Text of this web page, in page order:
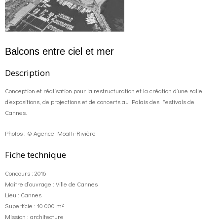
o
g
a
m
contact
FR
EN
Balcons entre ciel et mer
Description
Conception et réalisation pour la restructuration et la création d’une salle
d’expositions, de projections et de concerts au Palais des Festivals de
Cannes.
Photos : © Agence Moatti-Rivière
Fiche technique
Concours : 2016
Maître d’ouvrage : Ville de Cannes
Lieu : Cannes
Superficie : 10 000 m²
Mission : architecture